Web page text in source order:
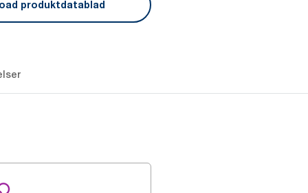
produktdatablad